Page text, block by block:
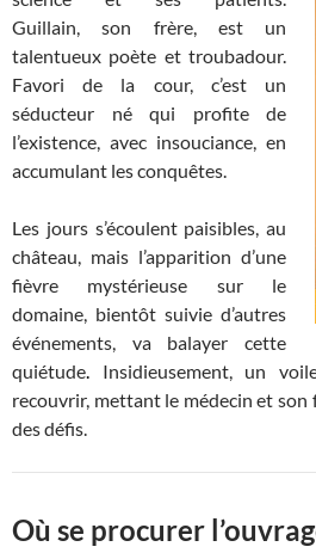
Guillain, son frère, est un
talentueux poète et troubadour.
Favori de la cour, c’est un
séducteur né qui profite de
l’existence, avec insouciance, en
accumulant les conquêtes.
Les jours s’écoulent paisibles, au
château, mais l’apparition d’une
fièvre mystérieuse sur le
domaine, bientôt suivie d’autres
événements, va balayer cette
quiétude
Insidieusement, un
recouvrir, mettant le médecin et son
des défis.
Où se procurer